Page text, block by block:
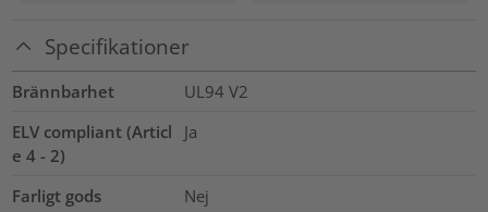
Specifikationer
Brännbarhet
UL94 V2
ELV compliant (Articl
e 4 - 2)
Ja
Farligt gods
Nej